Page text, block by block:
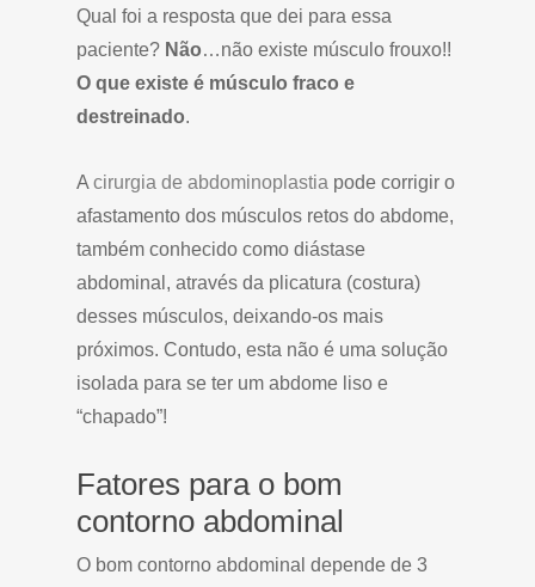
Qual foi a resposta que dei para essa
paciente? Não…não existe músculo frouxo!!
O que existe é músculo fraco e
destreinado.
Acirurgia de abdominoplastia pode corrigir o
afastamento dos músculos retos do abdome,
também conhecido como diástase
abdominal, através da plicatura (costura)
desses músculos, deixando-os mais
próximos. Contudo, esta não é uma solução
isolada para se ter um abdome liso e
“chapado”!
Fatores para o bom
contorno abdominal
O bom contorno abdominal depende de 3